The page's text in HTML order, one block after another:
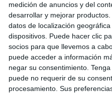
medición de anuncios y del
desarrollar y mejorar
datos de localización
dispositivos. Puede hacer clic
socios para que llevemos a
puede acceder a información
negar su consentimiento.
puede no requerir de su
procesamiento. Sus
Últimas noticias
Ayuso defiende que el ático
uso personal: "Sería muy poco
El Gobierno de Ayuso compró el